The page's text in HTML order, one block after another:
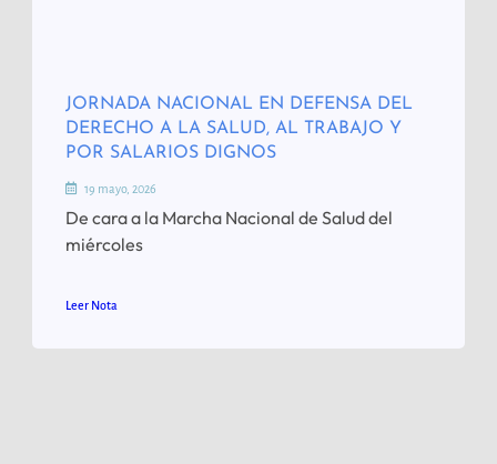
JORNADA NACIONAL EN DEFENSA DEL
DERECHO A LA SALUD, AL TRABAJO Y
POR SALARIOS DIGNOS
19 mayo, 2026
De cara a la Marcha Nacional de Salud del
miércoles
Leer Nota